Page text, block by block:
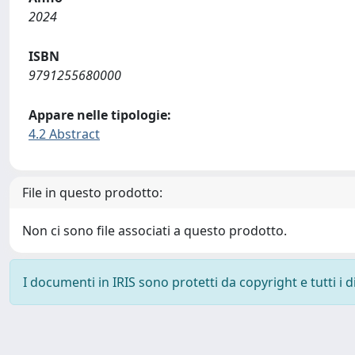
2024
ISBN
9791255680000
Appare nelle tipologie:
4.2 Abstract
File in questo prodotto:
Non ci sono file associati a questo prodotto.
I documenti in IRIS sono protetti da copyright e tutti i